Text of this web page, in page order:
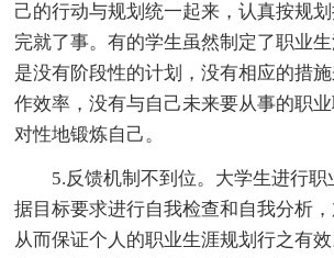
己的行动与规划统一起来，认真按规
完就了事。有的学生虽然制定了职业
是没有阶段性的计划，没有相应的措
作效率，没有与自己未来要从事的职
对性地锻炼自己。
5.反馈机制不到位。大学生进行职
据目标要求进行自我检查和自我分析，
从而保证个人的职业生涯规划行之有